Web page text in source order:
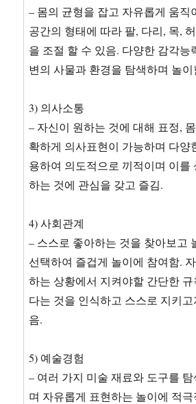
– 몸의 균형을 잡고 자유롭게 움직
공간의 형태에 따라 팔, 다리, 목,
을 조절 할 수 있음. 다양한 감각능
변의 사물과 환경을 탐색하며 놀이
3) 의사소통
– 자신이 원하는 것에 대해 표정,
확하게 의사표현이 가능하며 다양
용하여 의도적으로 끼적이며 이를
하는 것에 관심을 갖고 즐김.
4) 사회관계
– 스스로 좋아하는 것을 찾아보고
선택하여 즐겁게 놀이에 참여함.
하는 상황에서 지켜야할 간단한
다는 것을 인식하고 스스로 지키
음.
5) 예술경험
– 여러 가지 미술 재료와 도구를
며 자유롭게 표현하는 놀이에 적